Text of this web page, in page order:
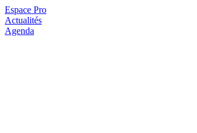
Espace Pro
Actualités
Agenda